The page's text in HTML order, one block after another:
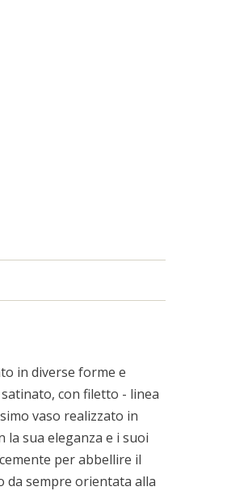
in diverse forme e
con filetto - linea
vaso realizzato in
sua eleganza e i suoi
per abbellire il
da sempre orientata alla